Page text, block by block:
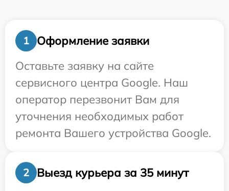
1
Оформление заявки
Оставьте заявку на сайте
сервисного центра Google. Наш
оператор перезвонит Вам для
уточнения необходимых работ
ремонта Вашего устройства Google.
2
Выезд курьера за 35 минут